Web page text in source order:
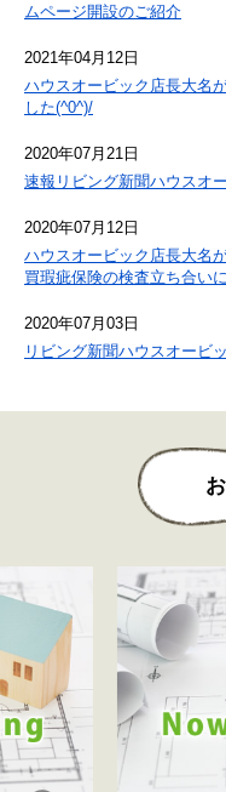
ムページ開設のご紹介
2021年04月12日
ハウスオービック店長大名
した(^0^)/
2020年07月21日
速報リビング新聞ハウスオ
2020年07月12日
ハウスオービック店長大名
買瑕疵保険の検査立ち合い
2020年07月03日
リビング新聞ハウスオービ